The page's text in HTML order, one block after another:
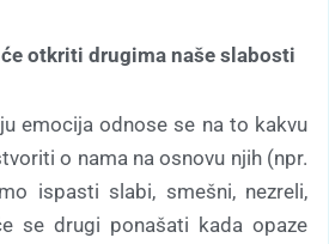
otkriti drugima naše slabosti
emocija odnose se na to kakvu
o nama na osnovu njih (npr.
ispasti slabi, smešni, nezreli,
se drugi ponašati kada opaze